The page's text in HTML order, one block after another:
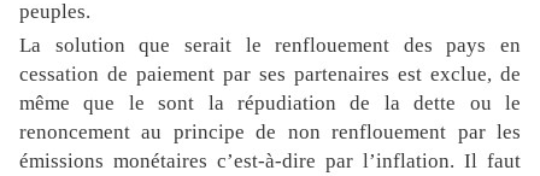
peuples.
La solution que serait le renflouement des pays en
cessation de paiement par ses partenaires est exclue, de
même que le sont la répudiation de la dette ou le
renoncement au principe de non renflouement par les
émissions monétaires c’est-à-dire par l’inflation. Il faut